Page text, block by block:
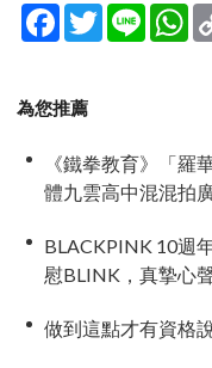
Facebook
TwitterLine
為您推薦
《鐵拳教育》「羅
體九雲高中混混拍
BLACKPINK 10週
慰BLINK，真摯心
做到這點才有資格